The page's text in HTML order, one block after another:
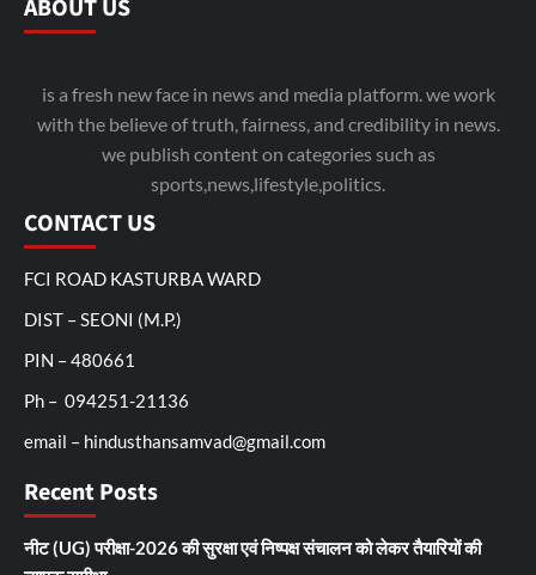
ABOUT US
is a fresh new face in news and media platform. we work
with the believe of truth, fairness, and credibility in news.
we publish content on categories such as
sports,news,lifestyle,politics.
CONTACT US
FCI ROAD KASTURBA WARD
DIST – SEONI (M.P.)
PIN – 480661
Ph – 094251-21136
email – hindusthansamvad@gmail.com
Recent Posts
नीट (UG) परीक्षा-2026 की सुरक्षा एवं निष्पक्ष संचालन को लेकर तैयारियों की